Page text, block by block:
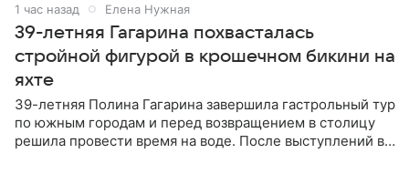
1 час назад Елена Нужная
39-летняя Гагарина похвасталась
стройной фигурой в крошечном бикини на
яхте
39-летняя Полина Гагарина завершила гастрольный тур
по южным городам и перед возвращением в столицу
решила провести время на воде. После выступлений в